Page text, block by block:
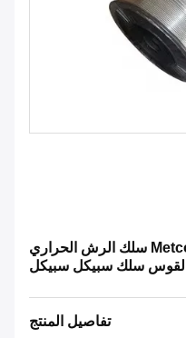
Metco 8400/Ni95al5 / Tafa 75b سلك الرش الحراري
سلك سبيكل سبيكل
تفاصيل المنتج